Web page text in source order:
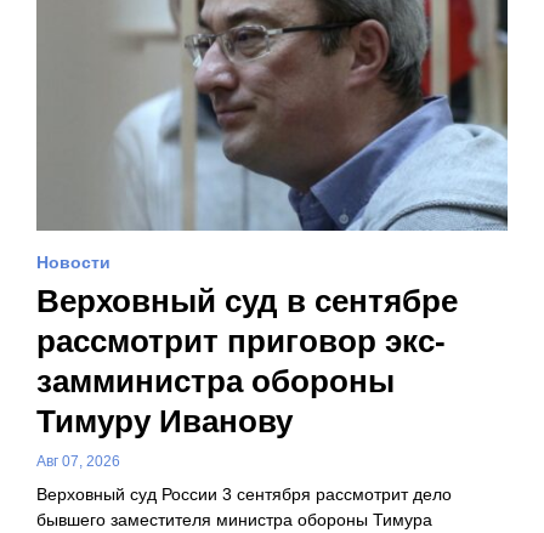
Новости
Верховный суд в сентябре
рассмотрит приговор экс-
замминистра обороны
Тимуру Иванову
Авг 07, 2026
Верховный суд России 3 сентября рассмотрит дело
бывшего заместителя министра обороны Тимура